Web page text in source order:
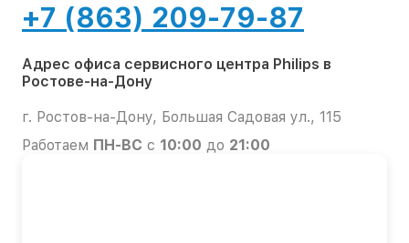
+7 (863) 209-79-87
Адрес офиса сервисного центра Philips в
Ростове-на-Дону
г. Ростов-на-Дону, Большая Садовая ул., 115
Работаем ПН-ВС с 10:00 до 21:00